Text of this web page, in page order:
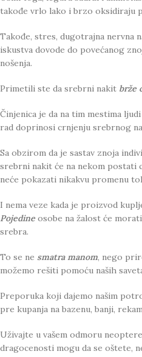
takođe vrlo lako i brzo oksidiraju
Takođe, stres, dugotrajna nervna
iskustva dovode do povećanog
nošenja.
Primetili ste da srebrni nakit brže
Činjenica je da na tim mestima
rad doprinosi crnjenju srebrnog
Sa obzirom da je sastav znoja
srebrni nakit će na nekom postati
neće pokazati nikakvu promenu
I nema veze kada je proizvod
Pojedine osobe na žalost će
srebra.
To se ne smatra manom, nego
možemo rešiti pomoću naših
Preporuka koji dajemo našim
pre kupanja na bazenu, banji,
Uživajte u vašem odmoru
dragocenosti mogu da se oštete,